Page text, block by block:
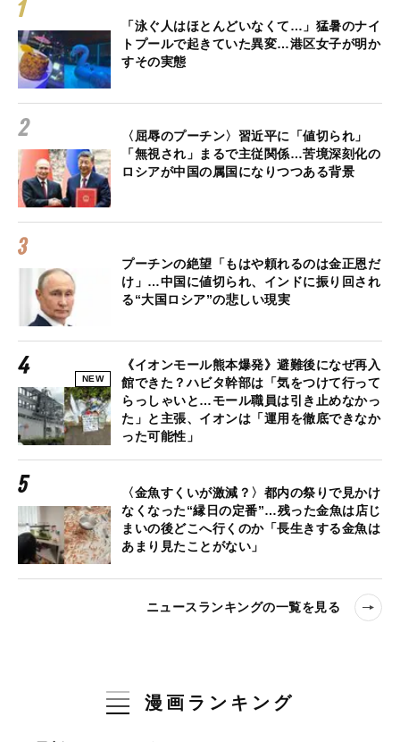
「泳ぐ人はほとんどいなくて…」猛暑のナイ
トプールで起きていた異変…港区女子が明か
すその実態
〈屈辱のプーチン〉習近平に「値切られ」
「無視され」まるで主従関係…苦境深刻化の
ロシアが中国の属国になりつつある背景
プーチンの絶望「もはや頼れるのは金正恩だ
け」…中国に値切られ、インドに振り回され
る“大国ロシア”の悲しい現実
NEW
《イオンモール熊本爆発》避難後になぜ再入
館できた？ハビタ幹部は「気をつけて行って
らっしゃいと…モール職員は引き止めなかっ
た」と主張、イオンは「運用を徹底できなか
った可能性」
〈金魚すくいが激減？〉都内の祭りで見かけ
なくなった“縁日の定番”…残った金魚は店じ
まいの後どこへ行くのか「長生きする金魚は
あまり見たことがない」
ニュースランキングの一覧を見る
漫画ランキング